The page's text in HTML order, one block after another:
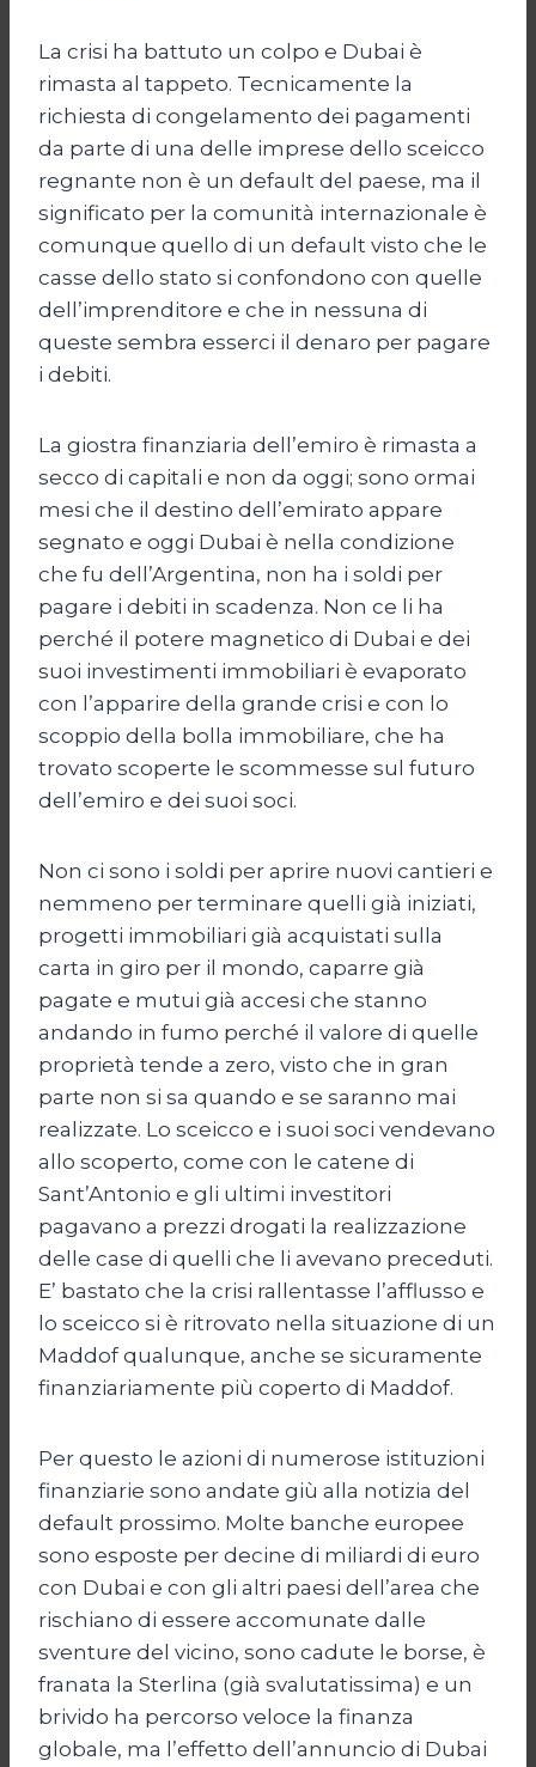
La crisi ha battuto un colpo e Dubai è
rimasta al tappeto. Tecnicamente la
richiesta di congelamento dei pagamenti
da parte di una delle imprese dello sceicco
regnante non è un default del paese, ma il
significato per la comunità internazionale è
comunque quello di un default visto che le
casse dello stato si confondono con quelle
dell’imprenditore e che in nessuna di
queste sembra esserci il denaro per pagare
i debiti.
La giostra finanziaria dell’emiro è rimasta a
secco di capitali e non da oggi; sono ormai
mesi che il destino dell’emirato appare
segnato e oggi Dubai è nella condizione
che fu dell’Argentina, non ha i soldi per
pagare i debiti in scadenza. Non ce li ha
perché il potere magnetico di Dubai e dei
suoi investimenti immobiliari è evaporato
con l’apparire della grande crisi e con lo
scoppio della bolla immobiliare, che ha
trovato scoperte le scommesse sul futuro
dell’emiro e dei suoi soci.
Non ci sono i soldi per aprire nuovi cantieri e
nemmeno per terminare quelli già iniziati,
progetti immobiliari già acquistati sulla
carta in giro per il mondo, caparre già
pagate e mutui già accesi che stanno
andando in fumo perché il valore di quelle
proprietà tende a zero, visto che in gran
parte non si sa quando e se saranno mai
realizzate. Lo sceicco e i suoi soci vendevano
allo scoperto, come con le catene di
Sant’Antonio e gli ultimi investitori
pagavano a prezzi drogati la realizzazione
delle case di quelli che li avevano preceduti.
E’ bastato che la crisi rallentasse l’afflusso e
lo sceicco si è ritrovato nella situazione di un
Maddof qualunque, anche se sicuramente
finanziariamente più coperto di Maddof.
Per questo le azioni di numerose istituzioni
finanziarie sono andate giù alla notizia del
default prossimo. Molte banche europee
sono esposte per decine di miliardi di euro
con Dubai e con gli altri paesi dell’area che
rischiano di essere accomunate dalle
sventure del vicino, sono cadute le borse, è
franata la Sterlina (già svalutatissima) e un
brivido ha percorso veloce la finanza
globale, ma l’effetto dell’annuncio di Dubai